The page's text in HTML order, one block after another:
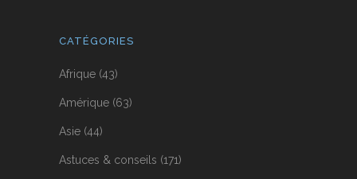
CATÉGORIES
Afrique (43)
Amérique (63)
Asie (44)
Astuces & conseils (171)